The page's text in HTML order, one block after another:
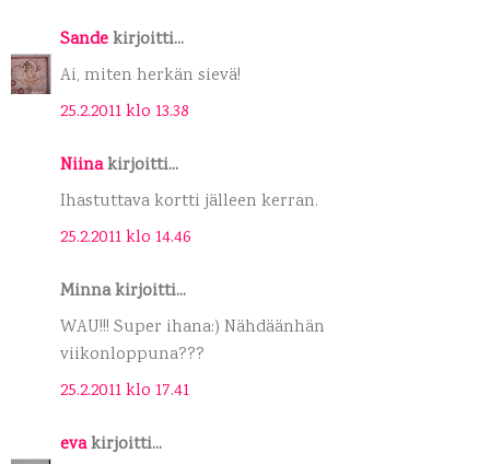
Sandekirjoitti...
Ai, miten herkän sievä!
25.2.2011 klo 13.38
Niinakirjoitti...
Ihastuttava kortti jälleen kerran.
25.2.2011 klo 14.46
Minna kirjoitti...
WAU!!! Super ihana:) Nähdäänhän
viikonloppuna???
25.2.2011 klo 17.41
evakirjoitti...